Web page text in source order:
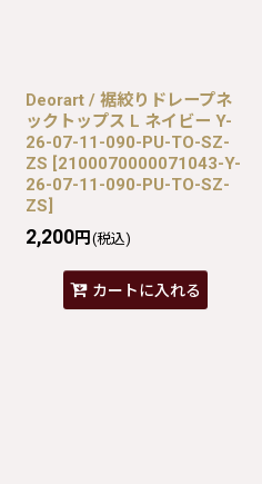
Deorart / 裾絞りドレープネ
ックトップス L ネイビー Y-
26-07-11-090-PU-TO-SZ-
ZS [2100070000071043-Y-
26-07-11-090-PU-TO-SZ-
ZS]
2,200円 (税込)
カートに入れる